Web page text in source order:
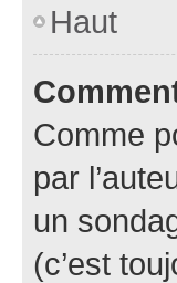
Haut
Comme
par
un
(c’est